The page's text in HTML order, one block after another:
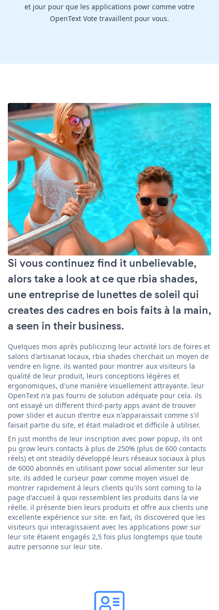
et jour pour que les applications powr comme votre
OpenText Vote travaillent pour vous.
Si vous continuez find it unbelievable,
alors take a look at ce que rbia shades,
une entreprise de lunettes de soleil qui
creates des cadres en bois faits à la main,
a seen in their business.
Quelques mois après publicizing leur activité lors de foires et
salons d'artisanat locaux, rbia shades cherchait un moyen de
vendre en ligne. ils wanted pour montrer aux visiteurs la
qualité de leur produit, leurs conceptions légères et
ergonomiques, d'une manière visuellement attrayante. leur
OpenText n'a pas fourni de solution adéquate pour cela. ils
ont essayé un different third-party apps avant de trouver
powr slider et aucun d'entre eux n'apparaissait comme s'il
faisait partie du site, et était maladroit et difficile à utiliser.
En just months de leur inscription avec powr popup, ils ont
pu grow leurs contacts à plus de 250% (plus de 600 contacts
réels) et ont steadily développé leurs réseaux sociaux à plus
de 6000 abonnés en utilisant powr social alimenter sur leur
site. ils added le curseur powr comme moyen visuel de
montrer rapidement à leurs clients qu'ils sont coming to la
page d'accueil à quoi ressemblent les produits dans la vie
réelle. il présente bien leurs produits et offre aux clients une
excellente expérience sur site. en fait, ils discovered que les
visiteurs qui interagissaient avec les applications powr sur
leur site étaient engagés 2,5 fois plus longtemps que toute
autre personne sur leur site.